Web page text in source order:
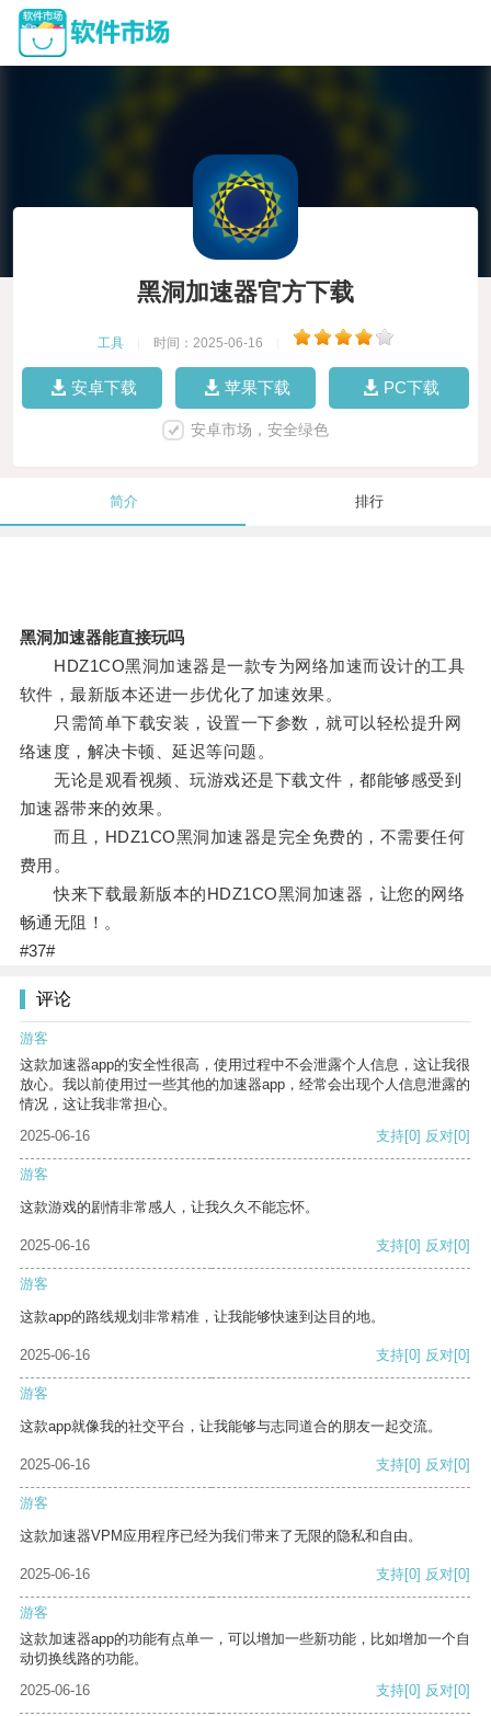
黑洞加速器官方下载
工具 时间：2025-06-16
安卓下载 苹果下载 PC下载
安卓市场，安全绿色
简介 排行
黑洞加速器能直接玩吗
HDZ1CO黑洞加速器是一款专为网络加速而设计的工具
软件，最新版本还进一步优化了加速效果。
只需简单下载安装，设置一下参数，就可以轻松提升网
络速度，解决卡顿、延迟等问题。
无论是观看视频、玩游戏还是下载文件，都能够感受到
加速器带来的效果。
而且，HDZ1CO黑洞加速器是完全免费的，不需要任何
费用。
快来下载最新版本的HDZ1CO黑洞加速器，让您的网络
畅通无阻！。
#37#
评论
游客
这款加速器app的安全性很高，使用过程中不会泄露个人信息，这让我很
放心。我以前使用过一些其他的加速器app，经常会出现个人信息泄露的
情况，这让我非常担心。
2025-06-16
支持[0] 反对[0]
游客
这款游戏的剧情非常感人，让我久久不能忘怀。
2025-06-16 支持[0] 反对[0]
游客
这款app的路线规划非常精准，让我能够快速到达目的地。
2025-06-16 支持[0] 反对[0]
游客
这款app就像我的社交平台，让我能够与志同道合的朋友一起交流。
2025-06-16 支持[0] 反对[0]
游客
这款加速器VPM应用程序已经为我们带来了无限的隐私和自由。
2025-06-16 支持[0] 反对[0]
游客
这款加速器app的功能有点单一，可以增加一些新功能，比如增加一个自
动切换线路的功能。
2025-06-16
支持[0] 反对[0]